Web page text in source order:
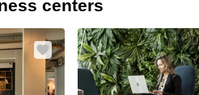
centers